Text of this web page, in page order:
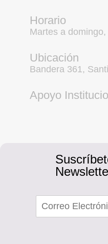
Horario
Martes a
Ubicación
Bandera 361,
Apoyo